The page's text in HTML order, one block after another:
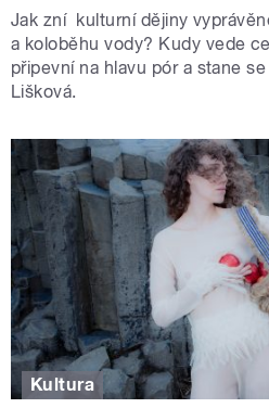
Jak zní kulturní dějiny
a koloběhu vody? Kudy vede
připevní na hlavu pór a stane
Lišková.
Kultura